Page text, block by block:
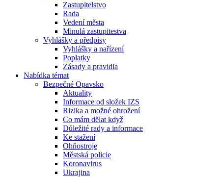
Zastupitelstvo
Rada
Vedení města
Minulá zastupitestva
Vyhlášky a předpisy
Vyhlášky a nařízení
Poplatky
Zásady a pravidla
Nabídka témat
Bezpečné Opavsko
Aktuality
Informace od složek IZS
Rizika a možné ohrožení
Co mám dělat když
Důležité rady a informace
Ke stažení
Ohňostroje
Městská policie
Koronavirus
Ukrajina